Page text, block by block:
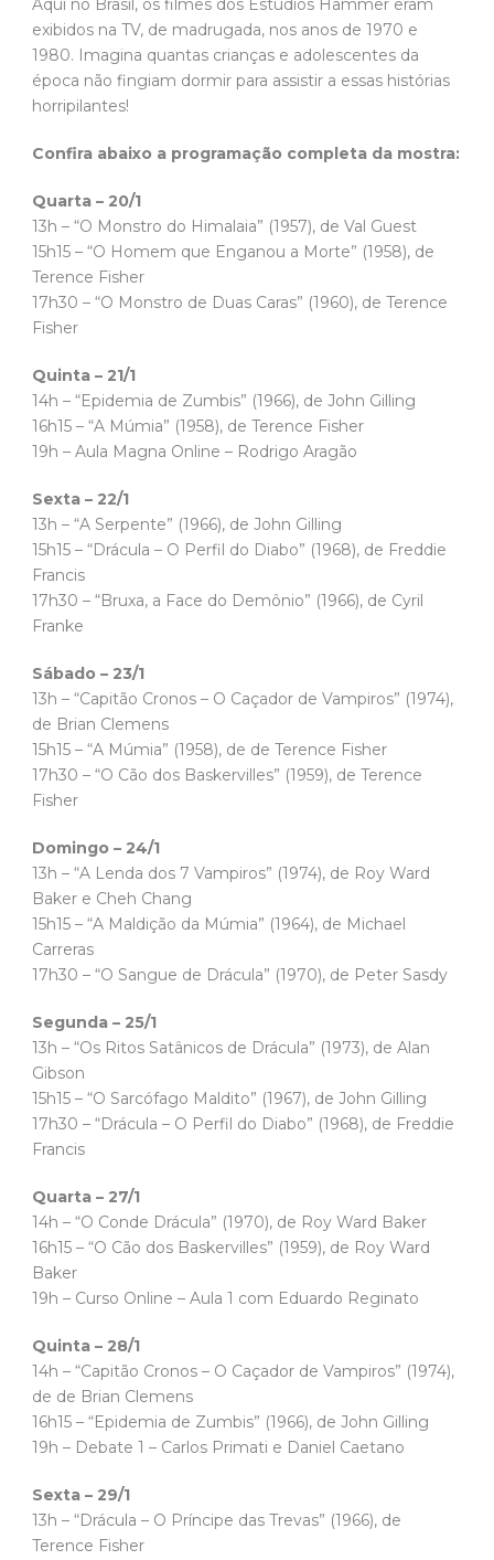
Aqui no Brasil, os filmes dos Estúdios Hammer eram
exibidos na TV, de madrugada, nos anos de 1970 e
1980. Imagina quantas crianças e adolescentes da
época não fingiam dormir para assistir a essas histórias
horripilantes!
Confira abaixo a programação completa da mostra:
Quarta – 20/1
13h – “O Monstro do Himalaia” (1957), de Val Guest
15h15 – “O Homem que Enganou a Morte” (1958), de
Terence Fisher
17h30 – “O Monstro de Duas Caras” (1960), de Terence
Fisher
Quinta – 21/1
14h – “Epidemia de Zumbis” (1966), de John Gilling
16h15 – “A Múmia” (1958), de Terence Fisher
19h – Aula Magna Online – Rodrigo Aragão
Sexta – 22/1
13h – “A Serpente” (1966), de John Gilling
15h15 – “Drácula – O Perfil do Diabo” (1968), de Freddie
Francis
17h30 – “Bruxa, a Face do Demônio” (1966), de Cyril
Franke
Sábado – 23/1
13h – “Capitão Cronos – O Caçador de Vampiros” (1974),
de Brian Clemens
15h15 – “A Múmia” (1958), de de Terence Fisher
17h30 – “O Cão dos Baskervilles” (1959), de Terence
Fisher
Domingo – 24/1
13h – “A Lenda dos 7 Vampiros” (1974), de Roy Ward
Baker e Cheh Chang
15h15 – “A Maldição da Múmia” (1964), de Michael
Carreras
17h30 – “O Sangue de Drácula” (1970), de Peter Sasdy
Segunda – 25/1
13h – “Os Ritos Satânicos de Drácula” (1973), de Alan
Gibson
15h15 – “O Sarcófago Maldito” (1967), de John Gilling
17h30 – “Drácula – O Perfil do Diabo” (1968), de Freddie
Francis
Quarta – 27/1
14h – “O Conde Drácula” (1970), de Roy Ward Baker
16h15 – “O Cão dos Baskervilles” (1959), de Roy Ward
Baker
19h – Curso Online – Aula 1 com Eduardo Reginato
Quinta – 28/1
14h – “Capitão Cronos – O Caçador de Vampiros” (1974),
de de Brian Clemens
16h15 – “Epidemia de Zumbis” (1966), de John Gilling
19h – Debate 1 – Carlos Primati e Daniel Caetano
Sexta – 29/1
13h – “Drácula – O Príncipe das Trevas” (1966), de
Terence Fisher